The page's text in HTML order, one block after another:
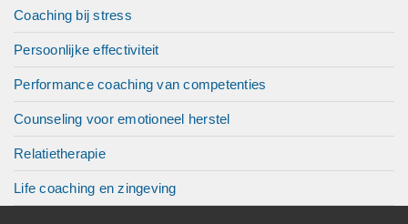
Coaching bij stress
Persoonlijke effectiviteit
Performance coaching van competenties
Counseling voor emotioneel herstel
Relatietherapie
Life coaching en zingeving